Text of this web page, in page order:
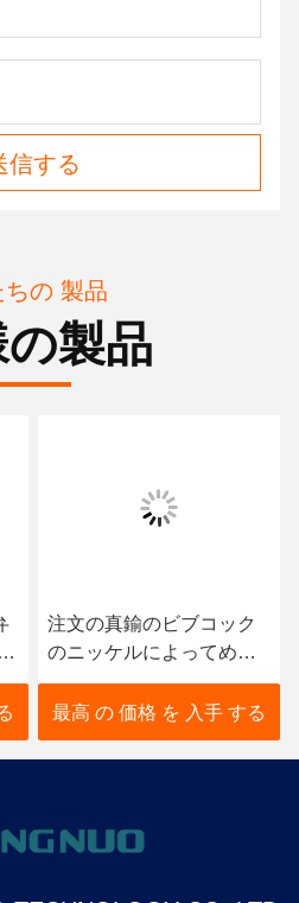
信する
ちの 製品
の製品
注文の真鍮のビブコック
のニッケルによってめっ
きされる洗濯機のビブコ
ック弁
最高 の 価格 を 入手 する